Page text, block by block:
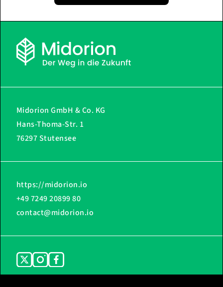
Midorion GmbH & Co. KG
Hans-Thoma-Str. 1
76297 Stutensee
https://midorion.io
+49 7249 20899 80
contact@midorion.io